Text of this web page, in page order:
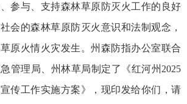
参与、支持森林草原防灭火工作的良好
会的森林草原防灭火意识和法制观念，
原火情火灾发生。州森防指办公室联合
管理局、州林草局制定了《红河州2025
传工作实施方案》，现印发给你们，请